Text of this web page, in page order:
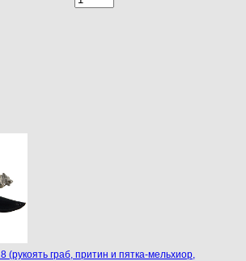
(рукоять граб, притин и пятка-мельхиор,